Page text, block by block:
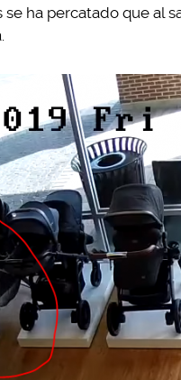
ha percatado que al